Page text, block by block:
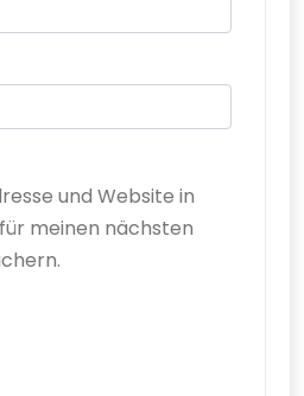
und Website in
meinen nächsten